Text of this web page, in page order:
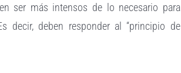
ser más intensos de lo necesario para
decir, deben responder al “principio de